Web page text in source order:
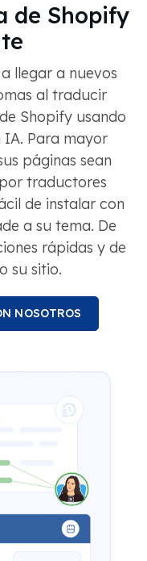
de Shopify
llegar a nuevos
al traducir
Shopify usando
Para mayor
páginas sean
traductores
de instalar con
a su tema. De
rápidas y de
su sitio.
NOSOTROS